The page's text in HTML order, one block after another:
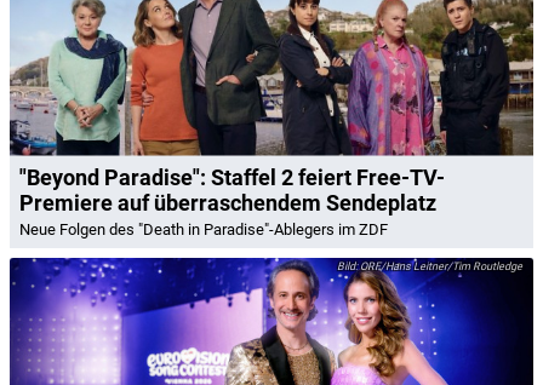
"Beyond Paradise": Staffel 2 feiert Free-TV-
Premiere auf überraschendem Sendeplatz
Neue Folgen des "Death in Paradise"-Ablegers im ZDF
ORF/Hans Leitner/Tim Routledge